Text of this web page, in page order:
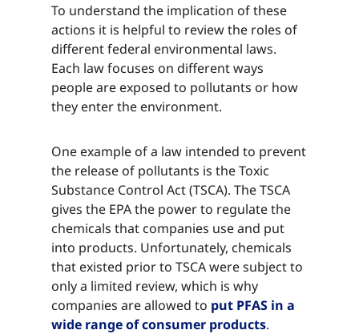
To understand the implication of these
actions it is helpful to review the roles of
different federal environmental laws.
Each law focuses on different ways
people are exposed to pollutants or how
they enter the environment.​​​​‌ ‍ ​‍​‍‌‍ ‌ ​‍‌‍‍‌‌‍‌ ‌‍‍‌‌‍ ‍​‍​‍​ ‍‍​‍​‍‌ ​ ‌‍​‌‌‍ ‍‌‍‍‌‌ ‌​‌ ‍‌​‍ ‍‌‍‍‌‌‍ ​‍​‍​‍ ​​‍​‍‌‍‍​‌ ​‍‌‍‌‌‌‍‌‍​‍​‍​ ‍‍​‍​‍‌‍‍​‌ ‌​‌ ‌​‌ ​​‌ ​ ​ ‍‍​‍ ​‍ ‌‍​ ‌‍ ‌‌ ​ ​‍ ‍‌‍ ‌‌‍​‌‌‍‍‌‌‍ ‍​‍ ‍​ ​‍​ ​​​ ​‍​ ‌​‌ ​‍‌‍‌‌‌‍‌​‌‍‌‌‌ ​ ‌‍‍‌‌‍‌ ‌‍ ‍​‍ ‍‌ ​‍‌‍‍‌‌ ‌‍‌‍‌‌‌ ​‍‌‍‍ ‌‍‌‌‌‍‌‌‌ ​​‌‍‌‌‌ ​‍​‍ ‍‌‍ ‌ ​‍‌‍‌ ​‍ ‌‍‍‌‌‍ ‍‌ ‌​‌‍‌‌‌‍ ‍‌ ‌​​‍ ‌‍‌‌‌‍‌​‌‍‍‌‌ ‌​​‍ ‌‍ ‌‌‍ ‌‍‌​‌‍‌‌​ ‌‌ ​​‌ ​‍‌‍‌‌‌ ​ ‌‍‌‌‌‍ ‍‌ ‌​‌‍​‌‌ ‌​‌‍‍‌‌‍ ‌‍ ‍​ ‍ ‌‍‍‌‌‍‌​​ ‌‌‍​ ​ ​‍‌‍‌‍​ ​​​ ​‌‌‍​ ​ ‌ ​ ‌ ​‍ ‌‌‍​‍​ ‌​​ ​‌‌‍​‌​‍ ‌​ ‌​​ ‌​‌‍​‌​ ‌​​‍ ‌‌‍​‌​ ​​‌‍​‌‌‍‌‌​‍ ‌​ ‌‍​ ‌ ​ ‌‌‌‍​ ​ ‌​​ ‍​​ ‍‌​ ​‍​ ‌ ​ ​ ​ ​​​ ‌​​ ‍ ‌ ‌​‌ ‍‌‌ ​​‌‍‌‌​ ‌‌‍​‌‌ ​‍‌ ‌​‌‍‍‌‌‍​ ‌‍ ​‌‍‌‌​ ‍ ‌ ​​‌‍​‌‌ ‌​‌‍‍​​ ‌‌‍​ ‌‍ ‌‍ ‍‌ ‌​‌‍‌‌‌‍ ‍‌ ‌​​‍‌‌​ ‌‌‌​​‍‌‌ ‌‍‍ ‌‍‌‌‌ ‍‌​‍‌‌​ ​ ‌​‌​​‍‌‌​ ​ ‌​‌​​‍‌‌​ ​‍​ ​‍‌‍‌‌​ ‍​​ ‍​‌‍​‌‌‍‌‍​ ‌‍​ ‌‍​ ​ ​ ‌‍​ ​​​ ‍‌​ ‌ ​‍‌‌​ ​‍​ ​‍​‍‌‌​ ‌‌‌​‌​​‍ ‍‌‍​ ‌‍‍​‌‍‍‌‌‍ ​‌‍‌​‌ ​‍‌‍‌‌‌‍ ‍​‍‌‌​ ‌‌‌​​‍‌‌ ‌‍‍ ‌‍‌‌‌ ‍‌​‍‌‌​ ​ ‌​‌​​‍‌‌​ ​ ‌​‌​​‍‌‌​ ​‍​ ​‍‌‍‌‌​ ​ ​ ​‍​ ‌‍​ ​ ‌‍‌‍​ ​‌‌‍‌​‌‍​‍​ ‌‌‌‍‌‍​ ‌ ​‍‌‌​ ​‍​ ​‍​‍‌‌​ ‌‌‌​‌​​‍ ‍‌ ‌​‌‍‌‌‌ ‍​‌ ‌​​ ‌‍​‍‌‍​‌‌ ​ ‌‍‌‌‌‌‌‌‌ ​‍‌‍ ​​ ‌‌‍‍​‌ ‌​‌ ‌​‌ ​​‌ ​ ​‍‌‌​ ​ ‌​​‌​‍‌‌​ ​‍‌​‌‍​‍‌‌​ ​‍‌​‌‍‌‍​ ‌‍ ‌‌ ​ ​‍ ‍‌‍ ‌‌‍​‌‌‍‍‌‌‍ ‍​‍ ‍​ ​‍​ ​​​ ​‍​ ‌​‌ ​‍‌‍‌‌‌‍‌​‌‍‌‌‌ ​ ‌‍‍‌‌‍‌ ‌‍ ‍​‍ ‍‌ ​‍‌‍‍‌‌ ‌‍‌‍‌‌‌ ​‍‌‍‍ ‌‍‌‌‌‍‌‌‌ ​​‌‍‌‌‌ ​‍​‍ ‍‌‍ ‌ ​‍‌‍‌ ​‍‌‍‌‍‍‌‌‍‌​​ ‌‌‍​ ​ ​‍‌‍‌‍​ ​​​ ​‌‌‍​ ​ ‌ ​ ‌ ​‍ ‌‌‍​‍​ ‌​​ ​‌‌‍​‌​‍ ‌​ ‌​​ ‌​‌‍​‌​ ‌​​‍ ‌‌‍​‌​ ​​‌‍​‌‌‍‌‌​‍ ‌​ ‌‍​ ‌ ​ ‌‌‌‍​ ​ ‌​​ ‍​​ ‍‌​ ​‍​ ‌ ​ ​ ​ ​​​ ‌​​‍‌‍‌ ‌​‌ ‍‌‌ ​​‌‍‌‌​ ‌‌‍​‌‌ ​‍‌ ‌​‌‍‍‌‌‍​ ‌‍ ​‌‍‌‌​‍‌‍‌ ​​‌‍​‌‌ ‌​‌‍‍​​ ‌‌‍​ ‌‍ ‌‍ ‍‌ ‌​‌‍‌‌‌‍ ‍‌ ‌​​‍‌‌​ ‌‌‌​​‍‌‌ ‌‍‍ ‌‍‌‌‌ ‍‌​‍‌‌​ ​ ‌​‌​​‍‌‌​ ​ ‌​‌​​‍‌‌​ ​‍​ ​‍‌‍‌‌​ ‍​​ ‍​‌‍​‌‌‍‌‍​ ‌‍​ ‌‍​ ​ ​ ‌‍​ ​​​ ‍‌​ ‌ ​‍‌‌​ ​‍​ ​‍​‍‌‌​ ‌‌‌​‌​​‍ ‍‌‍​ ‌‍‍​‌‍‍‌‌‍ ​‌‍‌​‌ ​‍‌‍‌‌‌‍ ‍​‍‌‌​ ‌‌‌​​‍‌‌ ‌‍‍ ‌‍‌‌‌ ‍‌​‍‌‌​ ​ ‌​‌​​‍‌‌​ ​ ‌​‌​​‍‌‌​ ​‍​ ​‍‌‍‌‌​ ​ ​ ​‍​ ‌‍​ ​ ‌‍‌‍​ ​‌‌‍‌​‌‍​‍​ ‌‌‌‍‌‍​ ‌ ​‍‌‌​ ​‍​ ​‍​‍‌‌​ ‌‌‌​‌​​‍ ‍‌ ‌​‌‍‌‌‌ ‍​‌ ‌​​‍‌‍‌ ​​‌‍‌‌‌ ​‍‌ ​ ‌ ​​‌‍‌‌‌‍​ ‌ ‌​‌‍‍‌‌ ‌‍‌‍‌‌​ ‌‌ ​​‌ ‌‌‌‍​‍‌‍ ​‌‍‍‌‌ ​ ‌‍‍​‌‍‌‌‌‍‌​​‍​‍‌ ‌
One example of a law intended to prevent
the release of pollutants is the Toxic
Substance Control Act (TSCA). The TSCA
gives the EPA the power to regulate the
chemicals that companies use and put
into products. Unfortunately, chemicals
that existed prior to TSCA were subject to
only a limited review, which is why
companies are allowed to​​​​‌ ‍ ​‍​‍‌‍ ‌ ​‍‌‍‍‌‌‍‌ ‌‍‍‌‌‍ ‍​‍​‍​ ‍‍​‍​‍‌ ​ ‌‍​‌‌‍ ‍‌‍‍‌‌ ‌​‌ ‍‌​‍ ‍‌‍‍‌‌‍ ​‍​‍​‍ ​​‍​‍‌‍‍​‌ ​‍‌‍‌‌‌‍‌‍​‍​‍​ ‍‍​‍​‍‌‍‍​‌ ‌​‌ ‌​‌ ​​‌ ​ ​ ‍‍​‍ ​‍ ‌‍​ ‌‍ ‌‌ ​ ​‍ ‍‌‍ ‌‌‍​‌‌‍‍‌‌‍ ‍​‍ ‍​ ​‍​ ​​​ ​‍​ ‌​‌ ​‍‌‍‌‌‌‍‌​‌‍‌‌‌ ​ ‌‍‍‌‌‍‌ ‌‍ ‍​‍ ‍‌ ​‍‌‍‍‌‌ ‌‍‌‍‌‌‌ ​‍‌‍‍ ‌‍‌‌‌‍‌‌‌ ​​‌‍‌‌‌ ​‍​‍ ‍‌‍ ‌ ​‍‌‍‌ ​‍ ‌‍‍‌‌‍ ‍‌ ‌​‌‍‌‌‌‍ ‍‌ ‌​​‍ ‌‍‌‌‌‍‌​‌‍‍‌‌ ‌​​‍ ‌‍ ‌‌‍ ‌‍‌​‌‍‌‌​ ‌‌ ​​‌ ​‍‌‍‌‌‌ ​ ‌‍‌‌‌‍ ‍‌ ‌​‌‍​‌‌ ‌​‌‍‍‌‌‍ ‌‍ ‍​ ‍ ‌‍‍‌‌‍‌​​ ‌‌‍​ ​ ​‍‌‍‌‍​ ​​​ ​‌‌‍​ ​ ‌ ​ ‌ ​‍ ‌‌‍​‍​ ‌​​ ​‌‌‍​‌​‍ ‌​ ‌​​ ‌​‌‍​‌​ ‌​​‍ ‌‌‍​‌​ ​​‌‍​‌‌‍‌‌​‍ ‌​ ‌‍​ ‌ ​ ‌‌‌‍​ ​ ‌​​ ‍​​ ‍‌​ ​‍​ ‌ ​ ​ ​ ​​​ ‌​​ ‍ ‌ ‌​‌ ‍‌‌ ​​‌‍‌‌​ ‌‌‍​‌‌ ​‍‌ ‌​‌‍‍‌‌‍​ ‌‍ ​‌‍‌‌​ ‍ ‌ ​​‌‍​‌‌ ‌​‌‍‍​​ ‌‌‍​ ‌‍ ‌‍ ‍‌ ‌​‌‍‌‌‌‍ ‍‌ ‌​​‍‌‌​ ‌‌‌​​‍‌‌ ‌‍‍ ‌‍‌‌‌ ‍‌​‍‌‌​ ​ ‌​‌​​‍‌‌​ ​ ‌​‌​​‍‌‌​ ​‍​ ​‍​ ‍‌​ ​‍​ ‌ ‌‍‌‌​ ‍​​ ​ ​ ​‌‌‍‌‌​ ‌‌​ ‌‌​ ‍​​ ‌​​‍‌‌​ ​‍​ ​‍​‍‌‌​ ‌‌‌​‌​​‍ ‍‌‍​ ‌‍‍​‌‍‍‌‌‍ ​‌‍‌​‌ ​‍‌‍‌‌‌‍ ‍​‍‌‌​ ‌‌‌​​‍‌‌ ‌‍‍ ‌‍‌‌‌ ‍‌​‍‌‌​ ​ ‌​‌​​‍‌‌​ ​ ‌​‌​​‍‌‌​ ​‍​ ​‍‌‍‌‌​ ‌‍‌‍​‌​ ​‌‌‍​‌​ ​‌‌‍‌‍‌‍‌​​ ‍​​ ‍​‌‍​‍‌‍‌​​‍‌‌​ ​‍​ ​‍​‍‌‌​ ‌‌‌​‌​​‍ ‍‌ ‌​‌‍‌‌‌ ‍​‌ ‌​​ ‌‍​‍‌‍​‌‌ ​ ‌‍‌‌‌‌‌‌‌ ​‍‌‍ ​​ ‌‌‍‍​‌ ‌​‌ ‌​‌ ​​‌ ​ ​‍‌‌​ ​ ‌​​‌​‍‌‌​ ​‍‌​‌‍​‍‌‌​ ​‍‌​‌‍‌‍​ ‌‍ ‌‌ ​ ​‍ ‍‌‍ ‌‌‍​‌‌‍‍‌‌‍ ‍​‍ ‍​ ​‍​ ​​​ ​‍​ ‌​‌ ​‍‌‍‌‌‌‍‌​‌‍‌‌‌ ​ ‌‍‍‌‌‍‌ ‌‍ ‍​‍ ‍‌ ​‍‌‍‍‌‌ ‌‍‌‍‌‌‌ ​‍‌‍‍ ‌‍‌‌‌‍‌‌‌ ​​‌‍‌‌‌ ​‍​‍ ‍‌‍ ‌ ​‍‌‍‌ ​‍‌‍‌‍‍‌‌‍‌​​ ‌‌‍​ ​ ​‍‌‍‌‍​ ​​​ ​‌‌‍​ ​ ‌ ​ ‌ ​‍ ‌‌‍​‍​ ‌​​ ​‌‌‍​‌​‍ ‌​ ‌​​ ‌​‌‍​‌​ ‌​​‍ ‌‌‍​‌​ ​​‌‍​‌‌‍‌‌​‍ ‌​ ‌‍​ ‌ ​ ‌‌‌‍​ ​ ‌​​ ‍​​ ‍‌​ ​‍​ ‌ ​ ​ ​ ​​​ ‌​​‍‌‍‌ ‌​‌ ‍‌‌ ​​‌‍‌‌​ ‌‌‍​‌‌ ​‍‌ ‌​‌‍‍‌‌‍​ ‌‍ ​‌‍‌‌​‍‌‍‌ ​​‌‍​‌‌ ‌​‌‍‍​​ ‌‌‍​ ‌‍ ‌‍ ‍‌ ‌​‌‍‌‌‌‍ ‍‌ ‌​​‍‌‌​ ‌‌‌​​‍‌‌ ‌‍‍ ‌‍‌‌‌ ‍‌​‍‌‌​ ​ ‌​‌​​‍‌‌​ ​ ‌​‌​​‍‌‌​ ​‍​ ​‍​ ‍‌​ ​‍​ ‌ ‌‍‌‌​ ‍​​ ​ ​ ​‌‌‍‌‌​ ‌‌​ ‌‌​ ‍​​ ‌​​‍‌‌​ ​‍​ ​‍​‍‌‌​ ‌‌‌​‌​​‍ ‍‌‍​ ‌‍‍​‌‍‍‌‌‍ ​‌‍‌​‌ ​‍‌‍‌‌‌‍ ‍​‍‌‌​ ‌‌‌​​‍‌‌ ‌‍‍ ‌‍‌‌‌ ‍‌​‍‌‌​ ​ ‌​‌​​‍‌‌​ ​ ‌​‌​​‍‌‌​ ​‍​ ​‍‌‍‌‌​ ‌‍‌‍​‌​ ​‌‌‍​‌​ ​‌‌‍‌‍‌‍‌​​ ‍​​ ‍​‌‍​‍‌‍‌​​‍‌‌​ ​‍​ ​‍​‍‌‌​ ‌‌‌​‌​​‍ ‍‌ ‌​‌‍‌‌‌ ‍​‌ ‌​​‍‌‍‌ ​​‌‍‌‌‌ ​‍‌ ​ ‌ ​​‌‍‌‌‌‍​ ‌ ‌​‌‍‍‌‌ ‌‍‌‍‌‌​ ‌‌ ​​‌ ‌‌‌‍​‍‌‍ ​‌‍‍‌‌ ​ ‌‍‍​‌‍‌‌‌‍‌​​‍​‍‌ ‌ put PFAS in a
wide range of consumer products​​​​‌ ‍ ​‍​‍‌‍ ‌ ​‍‌‍‍‌‌‍‌ ‌‍‍‌‌‍ ‍​‍​‍​ ‍‍​‍​‍‌ ​ ‌‍​‌‌‍ ‍‌‍‍‌‌ ‌​‌ ‍‌​‍ ‍‌‍‍‌‌‍ ​‍​‍​‍ ​​‍​‍‌‍‍​‌ ​‍‌‍‌‌‌‍‌‍​‍​‍​ ‍‍​‍​‍‌‍‍​‌ ‌​‌ ‌​‌ ​​‌ ​ ​ ‍‍​‍ ​‍ ‌‍​ ‌‍ ‌‌ ​ ​‍ ‍‌‍ ‌‌‍​‌‌‍‍‌‌‍ ‍​‍ ‍​ ​‍​ ​​​ ​‍​ ‌​‌ ​‍‌‍‌‌‌‍‌​‌‍‌‌‌ ​ ‌‍‍‌‌‍‌ ‌‍ ‍​‍ ‍‌ ​‍‌‍‍‌‌ ‌‍‌‍‌‌‌ ​‍‌‍‍ ‌‍‌‌‌‍‌‌‌ ​​‌‍‌‌‌ ​‍​‍ ‍‌‍ ‌ ​‍‌‍‌ ​‍ ‌‍‍‌‌‍ ‍‌ ‌​‌‍‌‌‌‍ ‍‌ ‌​​‍ ‌‍‌‌‌‍‌​‌‍‍‌‌ ‌​​‍ ‌‍ ‌‌‍ ‌‍‌​‌‍‌‌​ ‌‌ ​​‌ ​‍‌‍‌‌‌ ​ ‌‍‌‌‌‍ ‍‌ ‌​‌‍​‌‌ ‌​‌‍‍‌‌‍ ‌‍ ‍​ ‍ ‌‍‍‌‌‍‌​​ ‌‌‍​ ​ ​‍‌‍‌‍​ ​​​ ​‌‌‍​ ​ ‌ ​ ‌ ​‍ ‌‌‍​‍​ ‌​​ ​‌‌‍​‌​‍ ‌​ ‌​​ ‌​‌‍​‌​ ‌​​‍ ‌‌‍​‌​ ​​‌‍​‌‌‍‌‌​‍ ‌​ ‌‍​ ‌ ​ ‌‌‌‍​ ​ ‌​​ ‍​​ ‍‌​ ​‍​ ‌ ​ ​ ​ ​​​ ‌​​ ‍ ‌ ‌​‌ ‍‌‌ ​​‌‍‌‌​ ‌‌‍​‌‌ ​‍‌ ‌​‌‍‍‌‌‍​ ‌‍ ​‌‍‌‌​ ‍ ‌ ​​‌‍​‌‌ ‌​‌‍‍​​ ‌‌‍​ ‌‍ ‌‍ ‍‌ ‌​‌‍‌‌‌‍ ‍‌ ‌​​‍‌‌​ ‌‌‌​​‍‌‌ ‌‍‍ ‌‍‌‌‌ ‍‌​‍‌‌​ ​ ‌​‌​​‍‌‌​ ​ ‌​‌​​‍‌‌​ ​‍​ ​‍​ ‍‌​ ​‍​ ‌ ‌‍‌‌​ ‍​​ ​ ​ ​‌‌‍‌‌​ ‌‌​ ‌‌​ ‍​​ ‌​​‍‌‌​ ​‍​ ​‍​‍‌‌​ ‌‌‌​‌​​‍ ‍‌‍​ ‌‍‍​‌‍‍‌‌‍ ​‌‍‌​‌ ​‍‌‍‌‌‌‍ ‍​‍‌‌​ ‌‌‌​​‍‌‌ ‌‍‍ ‌‍‌‌‌ ‍‌​‍‌‌​ ​ ‌​‌​​‍‌‌​ ​ ‌​‌​​‍‌‌​ ​‍​ ​‍‌‍​‌​ ​​​ ​​‌‍‌​​ ​​‌‍​‍​ ‌ ‌‍​ ‌‍‌‌​ ‌‌​ ​​​ ‌‍​‍‌‌​ ​‍​ ​‍​‍‌‌​ ‌‌‌​‌​​‍ ‍‌ ‌​‌‍‌‌‌ ‍​‌ ‌​​ ‌‍​‍‌‍​‌‌ ​ ‌‍‌‌‌‌‌‌‌ ​‍‌‍ ​​ ‌‌‍‍​‌ ‌​‌ ‌​‌ ​​‌ ​ ​‍‌‌​ ​ ‌​​‌​‍‌‌​ ​‍‌​‌‍​‍‌‌​ ​‍‌​‌‍‌‍​ ‌‍ ‌‌ ​ ​‍ ‍‌‍ ‌‌‍​‌‌‍‍‌‌‍ ‍​‍ ‍​ ​‍​ ​​​ ​‍​ ‌​‌ ​‍‌‍‌‌‌‍‌​‌‍‌‌‌ ​ ‌‍‍‌‌‍‌ ‌‍ ‍​‍ ‍‌ ​‍‌‍‍‌‌ ‌‍‌‍‌‌‌ ​‍‌‍‍ ‌‍‌‌‌‍‌‌‌ ​​‌‍‌‌‌ ​‍​‍ ‍‌‍ ‌ ​‍‌‍‌ ​‍‌‍‌‍‍‌‌‍‌​​ ‌‌‍​ ​ ​‍‌‍‌‍​ ​​​ ​‌‌‍​ ​ ‌ ​ ‌ ​‍ ‌‌‍​‍​ ‌​​ ​‌‌‍​‌​‍ ‌​ ‌​​ ‌​‌‍​‌​ ‌​​‍ ‌‌‍​‌​ ​​‌‍​‌‌‍‌‌​‍ ‌​ ‌‍​ ‌ ​ ‌‌‌‍​ ​ ‌​​ ‍​​ ‍‌​ ​‍​ ‌ ​ ​ ​ ​​​ ‌​​‍‌‍‌ ‌​‌ ‍‌‌ ​​‌‍‌‌​ ‌‌‍​‌‌ ​‍‌ ‌​‌‍‍‌‌‍​ ‌‍ ​‌‍‌‌​‍‌‍‌ ​​‌‍​‌‌ ‌​‌‍‍​​ ‌‌‍​ ‌‍ ‌‍ ‍‌ ‌​‌‍‌‌‌‍ ‍‌ ‌​​‍‌‌​ ‌‌‌​​‍‌‌ ‌‍‍ ‌‍‌‌‌ ‍‌​‍‌‌​ ​ ‌​‌​​‍‌‌​ ​ ‌​‌​​‍‌‌​ ​‍​ ​‍​ ‍‌​ ​‍​ ‌ ‌‍‌‌​ ‍​​ ​ ​ ​‌‌‍‌‌​ ‌‌​ ‌‌​ ‍​​ ‌​​‍‌‌​ ​‍​ ​‍​‍‌‌​ ‌‌‌​‌​​‍ ‍‌‍​ ‌‍‍​‌‍‍‌‌‍ ​‌‍‌​‌ ​‍‌‍‌‌‌‍ ‍​‍‌‌​ ‌‌‌​​‍‌‌ ‌‍‍ ‌‍‌‌‌ ‍‌​‍‌‌​ ​ ‌​‌​​‍‌‌​ ​ ‌​‌​​‍‌‌​ ​‍​ ​‍‌‍​‌​ ​​​ ​​‌‍‌​​ ​​‌‍​‍​ ‌ ‌‍​ ‌‍‌‌​ ‌‌​ ​​​ ‌‍​‍‌‌​ ​‍​ ​‍​‍‌‌​ ‌‌‌​‌​​‍ ‍‌ ‌​‌‍‌‌‌ ‍​‌ ‌​​‍‌‍‌ ​​‌‍‌‌‌ ​‍‌ ​ ‌ ​​‌‍‌‌‌‍​ ‌ ‌​‌‍‍‌‌ ‌‍‌‍‌‌​ ‌‌ ​​‌ ‌‌‌‍​‍‌‍ ​‌‍‍‌‌ ​ ‌‍‍​‌‍‌‌‌‍‌​​‍​‍‌ ‌. ​​​​‌ ‍ ​‍​‍‌‍ ‌ ​‍‌‍‍‌‌‍‌ ‌‍‍‌‌‍ ‍​‍​‍​ ‍‍​‍​‍‌ ​ ‌‍​‌‌‍ ‍‌‍‍‌‌ ‌​‌ ‍‌​‍ ‍‌‍‍‌‌‍ ​‍​‍​‍ ​​‍​‍‌‍‍​‌ ​‍‌‍‌‌‌‍‌‍​‍​‍​ ‍‍​‍​‍‌‍‍​‌ ‌​‌ ‌​‌ ​​‌ ​ ​ ‍‍​‍ ​‍ ‌‍​ ‌‍ ‌‌ ​ ​‍ ‍‌‍ ‌‌‍​‌‌‍‍‌‌‍ ‍​‍ ‍​ ​‍​ ​​​ ​‍​ ‌​‌ ​‍‌‍‌‌‌‍‌​‌‍‌‌‌ ​ ‌‍‍‌‌‍‌ ‌‍ ‍​‍ ‍‌ ​‍‌‍‍‌‌ ‌‍‌‍‌‌‌ ​‍‌‍‍ ‌‍‌‌‌‍‌‌‌ ​​‌‍‌‌‌ ​‍​‍ ‍‌‍ ‌ ​‍‌‍‌ ​‍ ‌‍‍‌‌‍ ‍‌ ‌​‌‍‌‌‌‍ ‍‌ ‌​​‍ ‌‍‌‌‌‍‌​‌‍‍‌‌ ‌​​‍ ‌‍ ‌‌‍ ‌‍‌​‌‍‌‌​ ‌‌ ​​‌ ​‍‌‍‌‌‌ ​ ‌‍‌‌‌‍ ‍‌ ‌​‌‍​‌‌ ‌​‌‍‍‌‌‍ ‌‍ ‍​ ‍ ‌‍‍‌‌‍‌​​ ‌‌‍​ ​ ​‍‌‍‌‍​ ​​​ ​‌‌‍​ ​ ‌ ​ ‌ ​‍ ‌‌‍​‍​ ‌​​ ​‌‌‍​‌​‍ ‌​ ‌​​ ‌​‌‍​‌​ ‌​​‍ ‌‌‍​‌​ ​​‌‍​‌‌‍‌‌​‍ ‌​ ‌‍​ ‌ ​ ‌‌‌‍​ ​ ‌​​ ‍​​ ‍‌​ ​‍​ ‌ ​ ​ ​ ​​​ ‌​​ ‍ ‌ ‌​‌ ‍‌‌ ​​‌‍‌‌​ ‌‌‍​‌‌ ​‍‌ ‌​‌‍‍‌‌‍​ ‌‍ ​‌‍‌‌​ ‍ ‌ ​​‌‍​‌‌ ‌​‌‍‍​​ ‌‌‍​ ‌‍ ‌‍ ‍‌ ‌​‌‍‌‌‌‍ ‍‌ ‌​​‍‌‌​ ‌‌‌​​‍‌‌ ‌‍‍ ‌‍‌‌‌ ‍‌​‍‌‌​ ​ ‌​‌​​‍‌‌​ ​ ‌​‌​​‍‌‌​ ​‍​ ​‍​ ‍‌​ ​‍​ ‌ ‌‍‌‌​ ‍​​ ​ ​ ​‌‌‍‌‌​ ‌‌​ ‌‌​ ‍​​ ‌​​‍‌‌​ ​‍​ ​‍​‍‌‌​ ‌‌‌​‌​​‍ ‍‌‍​ ‌‍‍​‌‍‍‌‌‍ ​‌‍‌​‌ ​‍‌‍‌‌‌‍ ‍​‍‌‌​ ‌‌‌​​‍‌‌ ‌‍‍ ‌‍‌‌‌ ‍‌​‍‌‌​ ​ ‌​‌​​‍‌‌​ ​ ‌​‌​​‍‌‌​ ​‍​ ​‍​ ​‌​ ‌‍‌‍​ ‌‍​ ‌‍​ ​ ‍​​ ​ ‌‍‌‌​ ‌ ​ ‌‌​ ‍‌​ ‌ ​‍‌‌​ ​‍​ ​‍​‍‌‌​ ‌‌‌​‌​​‍ ‍‌ ‌​‌‍‌‌‌ ‍​‌ ‌​​ ‌‍​‍‌‍​‌‌ ​ ‌‍‌‌‌‌‌‌‌ ​‍‌‍ ​​ ‌‌‍‍​‌ ‌​‌ ‌​‌ ​​‌ ​ ​‍‌‌​ ​ ‌​​‌​‍‌‌​ ​‍‌​‌‍​‍‌‌​ ​‍‌​‌‍‌‍​ ‌‍ ‌‌ ​ ​‍ ‍‌‍ ‌‌‍​‌‌‍‍‌‌‍ ‍​‍ ‍​ ​‍​ ​​​ ​‍​ ‌​‌ ​‍‌‍‌‌‌‍‌​‌‍‌‌‌ ​ ‌‍‍‌‌‍‌ ‌‍ ‍​‍ ‍‌ ​‍‌‍‍‌‌ ‌‍‌‍‌‌‌ ​‍‌‍‍ ‌‍‌‌‌‍‌‌‌ ​​‌‍‌‌‌ ​‍​‍ ‍‌‍ ‌ ​‍‌‍‌ ​‍‌‍‌‍‍‌‌‍‌​​ ‌‌‍​ ​ ​‍‌‍‌‍​ ​​​ ​‌‌‍​ ​ ‌ ​ ‌ ​‍ ‌‌‍​‍​ ‌​​ ​‌‌‍​‌​‍ ‌​ ‌​​ ‌​‌‍​‌​ ‌​​‍ ‌‌‍​‌​ ​​‌‍​‌‌‍‌‌​‍ ‌​ ‌‍​ ‌ ​ ‌‌‌‍​ ​ ‌​​ ‍​​ ‍‌​ ​‍​ ‌ ​ ​ ​ ​​​ ‌​​‍‌‍‌ ‌​‌ ‍‌‌ ​​‌‍‌‌​ ‌‌‍​‌‌ ​‍‌ ‌​‌‍‍‌‌‍​ ‌‍ ​‌‍‌‌​‍‌‍‌ ​​‌‍​‌‌ ‌​‌‍‍​​ ‌‌‍​ ‌‍ ‌‍ ‍‌ ‌​‌‍‌‌‌‍ ‍‌ ‌​​‍‌‌​ ‌‌‌​​‍‌‌ ‌‍‍ ‌‍‌‌‌ ‍‌​‍‌‌​ ​ ‌​‌​​‍‌‌​ ​ ‌​‌​​‍‌‌​ ​‍​ ​‍​ ‍‌​ ​‍​ ‌ ‌‍‌‌​ ‍​​ ​ ​ ​‌‌‍‌‌​ ‌‌​ ‌‌​ ‍​​ ‌​​‍‌‌​ ​‍​ ​‍​‍‌‌​ ‌‌‌​‌​​‍ ‍‌‍​ ‌‍‍​‌‍‍‌‌‍ ​‌‍‌​‌ ​‍‌‍‌‌‌‍ ‍​‍‌‌​ ‌‌‌​​‍‌‌ ‌‍‍ ‌‍‌‌‌ ‍‌​‍‌‌​ ​ ‌​‌​​‍‌‌​ ​ ‌​‌​​‍‌‌​ ​‍​ ​‍​ ​‌​ ‌‍‌‍​ ‌‍​ ‌‍​ ​ ‍​​ ​ ‌‍‌‌​ ‌ ​ ‌‌​ ‍‌​ ‌ ​‍‌‌​ ​‍​ ​‍​‍‌‌​ ‌‌‌​‌​​‍ ‍‌ ‌​‌‍‌‌‌ ‍​‌ ‌​​‍‌‍‌ ​​‌‍‌‌‌ ​‍‌ ​ ‌ ​​‌‍‌‌‌‍​ ‌ ‌​‌‍‍‌‌ ‌‍‌‍‌‌​ ‌‌ ​​‌ ‌‌‌‍​‍‌‍ ​‌‍‍‌‌ ​ ‌‍‍​‌‍‌‌‌‍‌​​‍​‍‌ ‌